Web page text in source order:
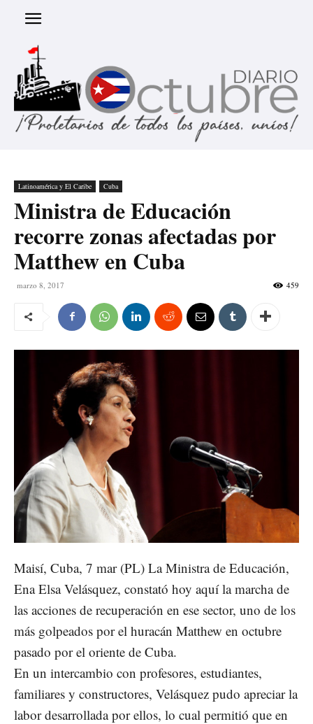
Latinoamérica y El Caribe Cuba
Ministra de Educación
recorre zonas afectadas por
Matthew en Cuba
marzo 8, 2017 459
Maisí, Cuba, 7 mar (PL) La Ministra de Educación,
Ena Elsa Velásquez, constató hoy aquí la marcha de
las acciones de recuperación en ese sector, uno de los
más golpeados por el huracán Matthew en octubre
pasado por el oriente de Cuba.
En un intercambio con profesores, estudiantes,
familiares y constructores, Velásquez pudo apreciar la
labor desarrollada por ellos, lo cual permitió que en